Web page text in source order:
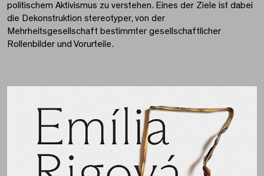
politischem Aktivismus zu verstehen. Eines der Ziele ist dabei
die Dekonstruktion stereotyper, von der
Mehrheitsgesellschaft bestimmter gesellschaftlicher
Rollenbilder und Vorurteile.